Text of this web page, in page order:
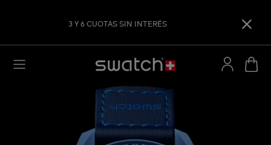
3 Y 6 CUOTAS SIN INTERÉS